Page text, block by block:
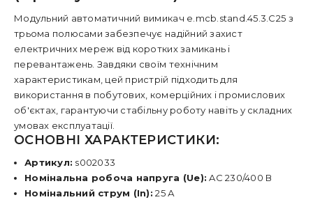
Модульний автоматичний вимикач e.mcb.stand.45.3.C25 з
трьома полюсами забезпечує надійний захист
електричних мереж від коротких замикань і
перевантажень. Завдяки своїм технічним
характеристикам, цей пристрій підходить для
використання в побутових, комерційних і промислових
об'єктах, гарантуючи стабільну роботу навіть у складних
умовах експлуатації.
ОСНОВНІ ХАРАКТЕРИСТИКИ:
Артикул: s002033
Номінальна робоча напруга (Ue): AC 230/400 В
Номінальний струм (In): 25 А